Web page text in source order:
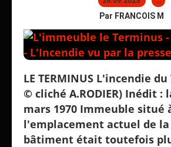
Par FRANCOIS M
LE TERMINUS L'incendie du
© cliché A.RODIER) Inédit :
mars 1970 Immeuble situé
l'emplacement actuel de la
bâtiment était toutefois